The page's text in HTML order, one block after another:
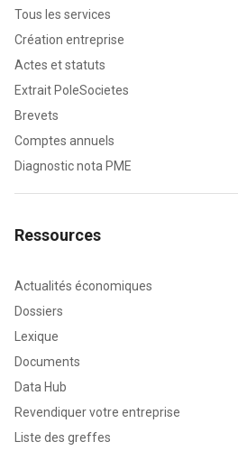
Tous les services
Création entreprise
Actes et statuts
Extrait PoleSocietes
Brevets
Comptes annuels
Diagnostic nota PME
Ressources
Actualités économiques
Dossiers
Lexique
Documents
Data Hub
Revendiquer votre entreprise
Liste des greffes